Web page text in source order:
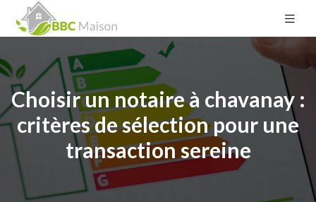
Choisir un notaire à chavanay :
critères de sélection pour une
transaction sereine